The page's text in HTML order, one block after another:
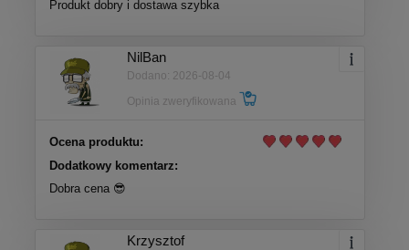
Produkt dobry i dostawa szybka
NilBan
Dodano: 2026-08-04
Opinia zweryfikowana
Ocena produktu:
Dodatkowy komentarz:
Dobra cena 😎
Krzysztof